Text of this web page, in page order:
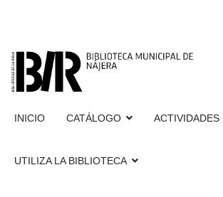
INICIO CATÁLOGO ACTIVIDADES
UTILIZA LA BIBLIOTECA